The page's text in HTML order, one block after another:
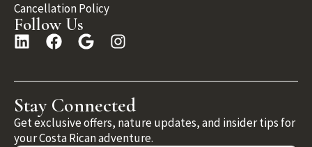
Cancellation Policy
Follow Us
Stay Connected
Get exclusive offers, nature updates, and insider tips for
your Costa Rican adventure.